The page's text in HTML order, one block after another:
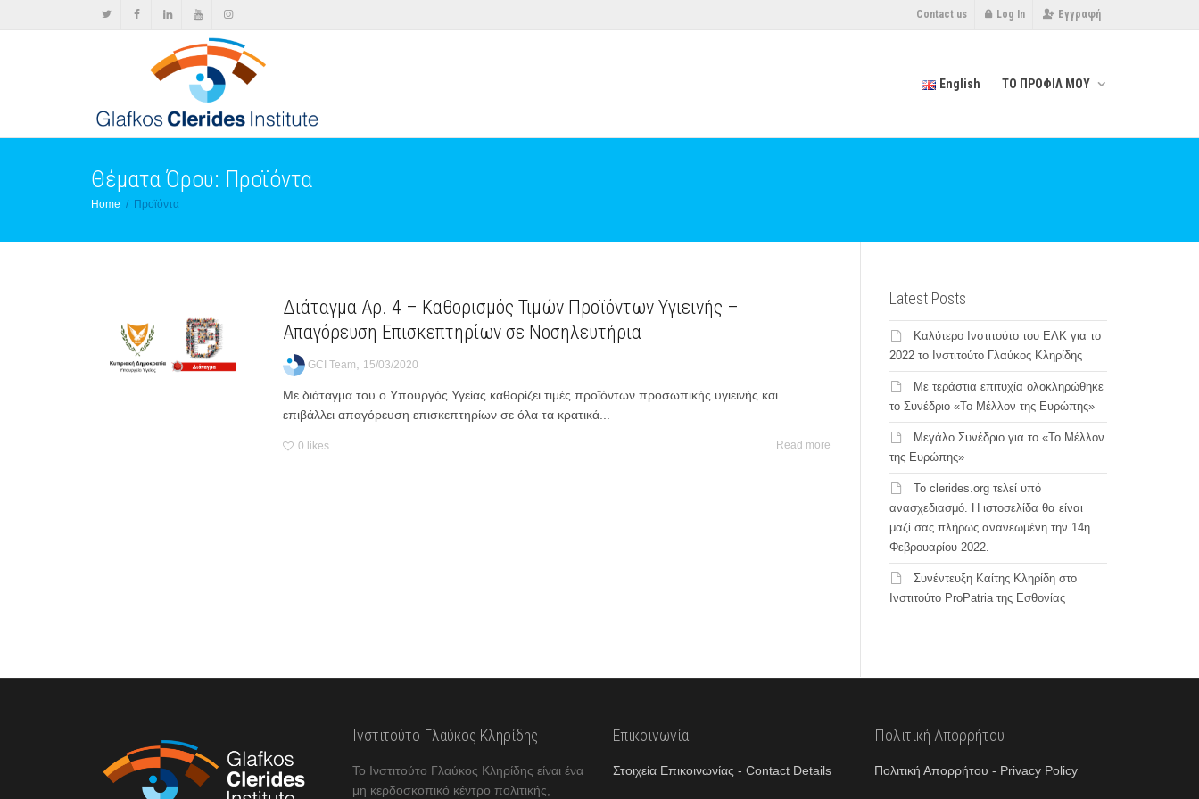
Contact us Log In Εγγραφή
English ΤΟ ΠΡΟΦΙΛ ΜΟΥ
Θέματα Όρου: Προϊόντα
Home Προϊόντα
Διάταγμα Αρ. 4 – Καθορισμός Τιμών Προϊόντων Υγιεινής –
Απαγόρευση Επισκεπτηρίων σε Νοσηλευτήρια
GCI Team 15/03/2020
Με διάταγμα του ο Υπουργός Υγείας καθορίζει τιμές προϊόντων προσωπικής υγιεινής και
επιβάλλει απαγόρευση επισκεπτηρίων σε όλα τα κρατικά...
0 likes Read more
Latest Posts
Καλύτερο Ινστιτούτο του ΕΛΚ για το
2022 το Ινστιτούτο Γλαύκος Κληρίδης
Με τεράστια επιτυχία ολοκληρώθηκε
το Συνέδριο «Το Μέλλον της Ευρώπης»
Μεγάλο Συνέδριο για το «Το Μέλλον
της Ευρώπης»
Το clerides.org τελεί υπό
ανασχεδιασμό. Η ιστοσελίδα θα είναι
μαζί σας πλήρως ανανεωμένη την 14η
Φεβρουαρίου 2022.
Συνέντευξη Καίτης Κληρίδη στο
Ινστιτούτο ProPatria της Εσθονίας
Ινστιτούτο Γλαύκος Κληρίδης
Το Ινστιτούτο Γλαύκος Κληρίδης είναι ένα
μη κερδοσκοπικό κέντρο πολιτικής,
Επικοινωνία
Στοιχεία Επικοινωνίας - Contact Details
Πολιτική Απορρήτου
Πολιτική Απορρήτου - Privacy Policy